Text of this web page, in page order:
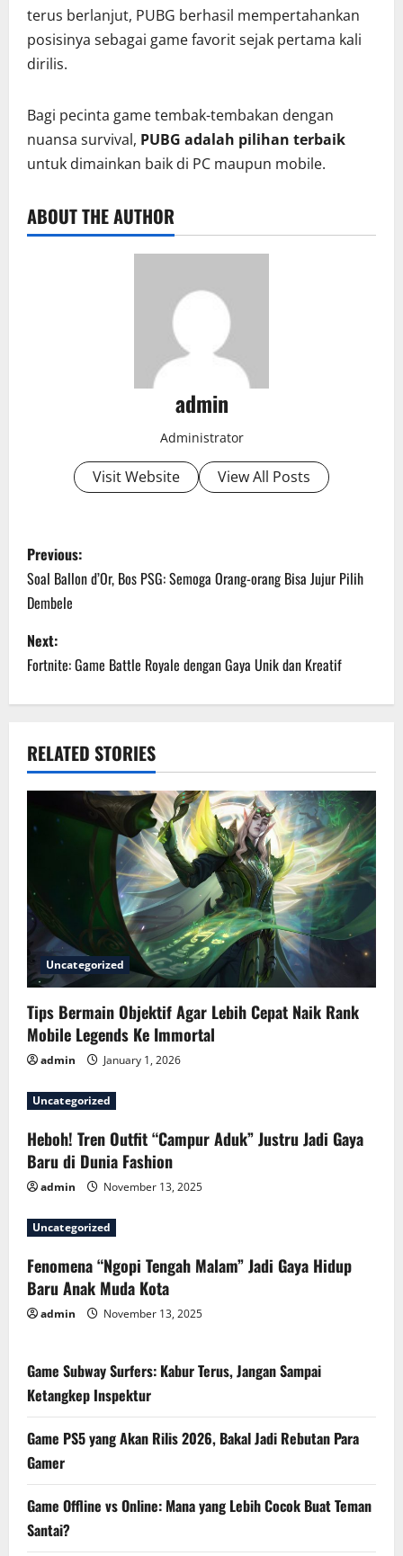
terus berlanjut, PUBG berhasil mempertahankan
posisinya sebagai game favorit sejak pertama kali
dirilis.
Bagi pecinta game tembak-tembakan dengan
nuansa survival, PUBG adalah pilihan terbaik
untuk dimainkan baik di PC maupun mobile.
ABOUT THE AUTHOR
admin
Administrator
Visit Website View All Posts
P
o
s
t
n
a
v
a
t
i
o
n
Previous:
Soal Ballon d’Or, Bos PSG: Semoga Orang-orang Bisa Jujur Pilih
Dembele
Next:
Fortnite: Game Battle Royale dengan Gaya Unik dan Kreatif
RELATED STORIES
Uncategorized
Tips Bermain Objektif Agar Lebih Cepat Naik Rank
Mobile Legends Ke Immortal
admin January 1, 2026
Uncategorized
Heboh! Tren Outfit “Campur Aduk” Justru Jadi Gaya
Baru di Dunia Fashion
admin November 13, 2025
Uncategorized
Fenomena “Ngopi Tengah Malam” Jadi Gaya Hidup
Baru Anak Muda Kota
admin November 13, 2025
Game Subway Surfers: Kabur Terus, Jangan Sampai
Ketangkep Inspektur
Game PS5 yang Akan Rilis 2026, Bakal Jadi Rebutan Para
Gamer
Game Offline vs Online: Mana yang Lebih Cocok Buat Teman
Santai?